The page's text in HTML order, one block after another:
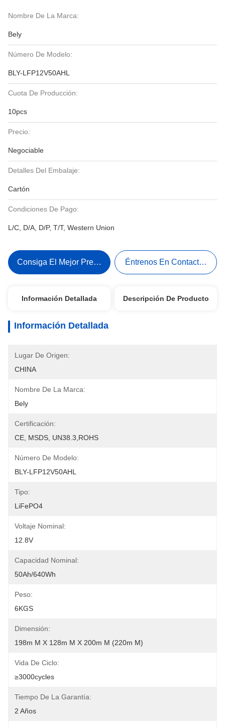
Nombre De La Marca:
Bely
Número De Modelo:
BLY-LFP12V50AHL
Cuota De Producción:
10pcs
Precio:
Negociable
Detalles Del Embalaje:
Cartón
Condiciones De Pago:
L/C, D/A, D/P, T/T, Western Union
Consiga El Mejor Precio Éntrenos En Contacto Con
Información Detallada Descripción De Producto
Información Detallada
Lugar De Origen:
CHINA
Nombre De La Marca:
Bely
Certificación:
CE, MSDS, UN38.3,ROHS
Número De Modelo:
BLY-LFP12V50AHL
Tipo:
LiFePO4
Voltaje Nominal:
12.8V
Capacidad Nominal:
50Ah/640Wh
Peso:
6KGS
Dimensión:
198m M X 128m M X 200m M (220m M)
Vida De Ciclo:
≥3000cycles
Tiempo De La Garantía:
2 Años